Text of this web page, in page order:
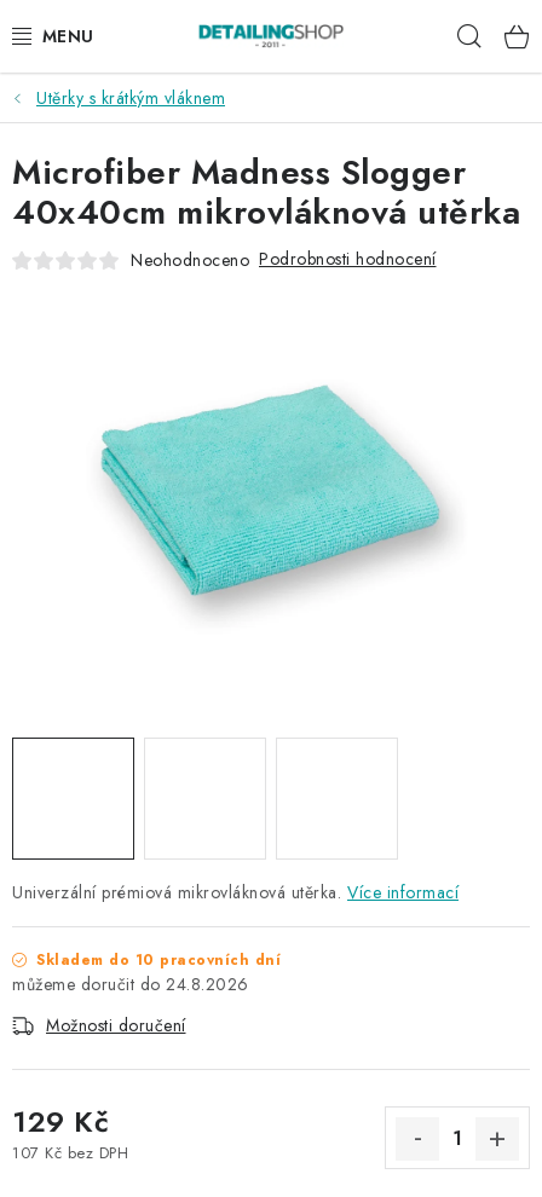
na
AKCE
NOVINKY
EXTERIÉR
DÁRKOVÉ SADY A POUKAZY
BYDLENÍ
Utěrky s krátkým vláknem
Univerzální prémiová mikrovláknová utěrka. Více informací
Skladem do 10 pracovních dní
24.8.2026
Možnosti doručení
129 Kč
107 Kč bez DPH
Microfiber Madness Slogger
40x40cm mikrovláknová utěrka
Neohodnoceno Podrobnosti hodnocení